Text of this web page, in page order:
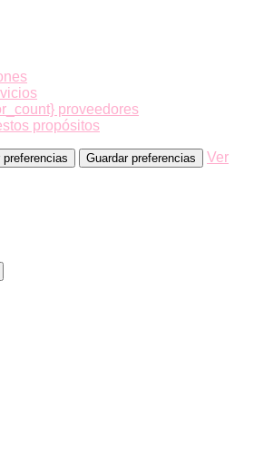
proveedores
propósitos
preferencias Guardar preferencias
Ver